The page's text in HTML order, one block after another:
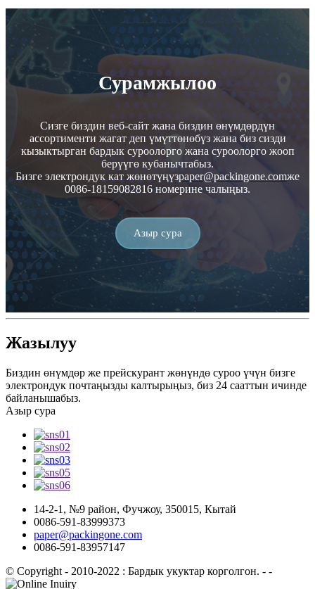
Сурамжылоо
Сизге биздин веб-сайт жана биздин өнүмдөрдүн
ассортименти жагат деп үмүттөнөбүз жана биз сизди
кызыктырган бардык суроолорго жана суроолорго жооп
берүүгө кубанычтабыз.
Бизге электрондук кат жөнөтүңүзpaper@packingone.comже
0086-18159082816 номерине чалыңыз.
Азыр сура
Жазылуу
Биздин өнүмдөр же прейскурант жөнүндө суроо үчүн бизге
электрондук почтаңызды калтырыңыз, биз 24 сааттын ичинде
байланышабыз.
Азыр сура
14-2-1, №9 район, Фучжоу, 350015, Кытай
0086-591-83999373
paper@packingone.com
0086-591-83957147
© Copyright - 2010-2022 : Бардык укуктар корголгон. - -